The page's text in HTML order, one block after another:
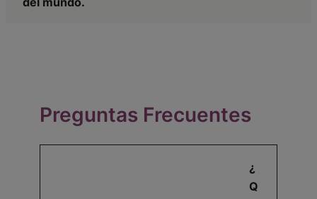
Preguntas Frecuentes
¿
Q